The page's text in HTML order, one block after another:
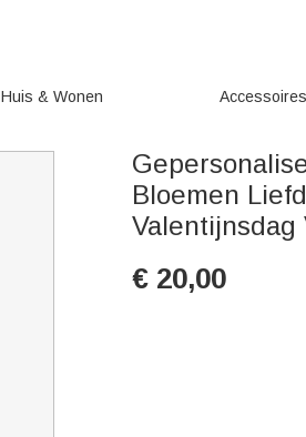
Huis & Wonen
Bloemen
Valentijnsdag
€ 20,00